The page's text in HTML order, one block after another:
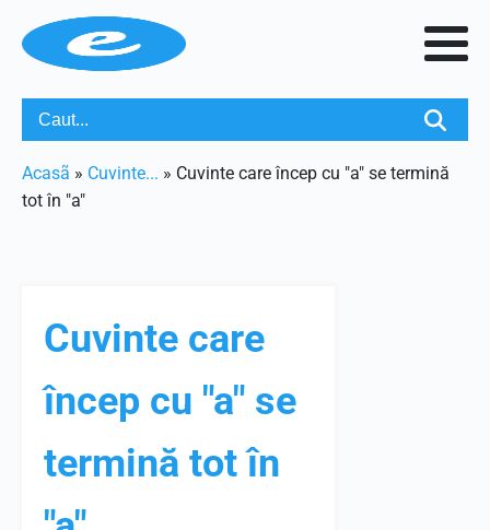
Acasã » Cuvinte... » Cuvinte care încep cu "a" se termină
tot în "a"
Cuvinte care
încep cu "a" se
termină tot în